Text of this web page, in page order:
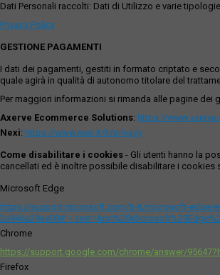
Dati Personali raccolti: Dati di Utilizzo e varie
Privacy Policy
GESTIONE PAGAMENTI
I dati dei pagamenti, gestiti in formato criptato e
quale agirà in qualità di autonomo titolare del
Per maggiori informazioni si rimanda alle pagine dei
Axerve Ecommerce Solutions: https://
Nexi: https://www.nexi.it/it/privacy
Come disabilitare i cookies - Gli utenti hanno la
cancellati ed è inoltre possibile disabilitare i
Microsoft Edge
https://support.microsoft.com/it-it/microsoft-edge/
Chrome
https://support.google.com/chrome/answer/
Firefox